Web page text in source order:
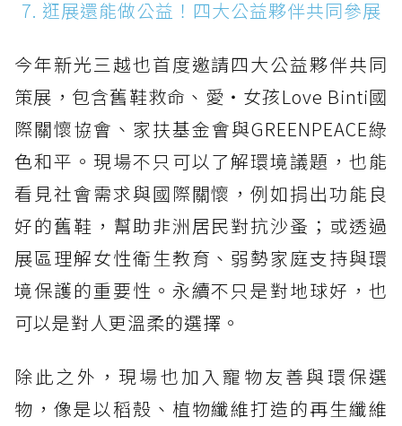
7. 逛展還能做公益！四大公益夥伴共同參展
今年新光三越也首度邀請四大公益夥伴共同
策展，包含舊鞋救命、愛・女孩Love Binti國
際關懷協會、家扶基金會與GREENPEACE綠
色和平。現場不只可以了解環境議題，也能
看見社會需求與國際關懷，例如捐出功能良
好的舊鞋，幫助非洲居民對抗沙蚤；或透過
展區理解女性衛生教育、弱勢家庭支持與環
境保護的重要性。永續不只是對地球好，也
可以是對人更溫柔的選擇。
除此之外，現場也加入寵物友善與環保選
物，像是以稻殼、植物纖維打造的再生纖維